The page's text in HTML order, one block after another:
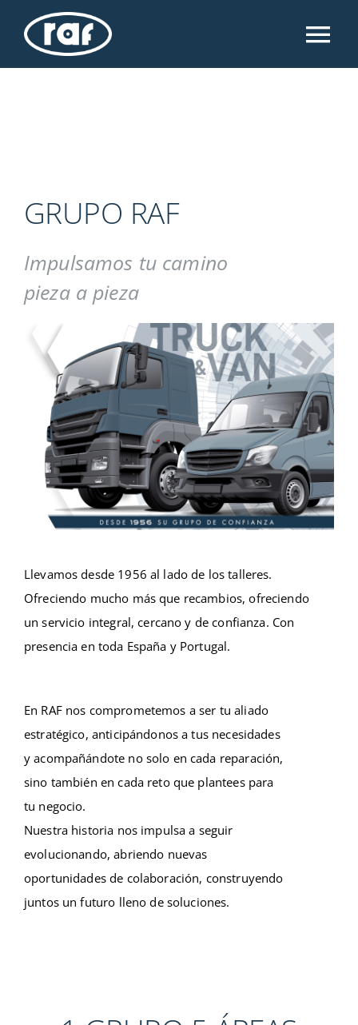
content
TRABAJA CON NOSOTROS
CONTACTO
GRUPO RAF
Impulsamos tu camino
pieza a pieza
Llevamos desde 1956 al lado de los talleres.
Ofreciendo mucho más que recambios, ofreciendo
un servicio integral, cercano y de confianza. Con
presencia en toda España y Portugal.
En RAF nos comprometemos a ser tu aliado
estratégico, anticipándonos a tus necesidades
y acompañándote no solo en cada reparación,
sino también en cada reto que plantees para
tu negocio.
Nuestra historia nos impulsa a seguir
evolucionando, abriendo nuevas
oportunidades de colaboración, construyendo
juntos un futuro lleno de soluciones.